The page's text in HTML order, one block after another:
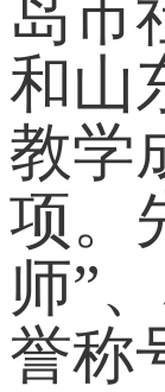
岛市
和山
教学
项。
师”
誉称